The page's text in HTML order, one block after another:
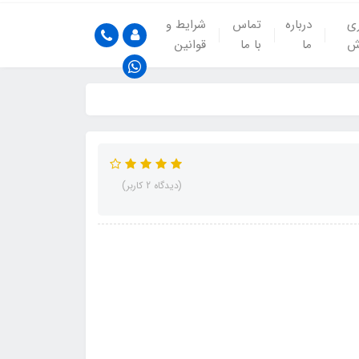
درباره
ما
تماس
با ما
شرایط و
قوانین
(دیدگاه 2 کاربر)